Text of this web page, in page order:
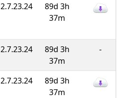
2.7.23.24
89d 3h
37m
2.7.23.24
89d 3h
37m
-
2.7.23.24
89d 3h
37m